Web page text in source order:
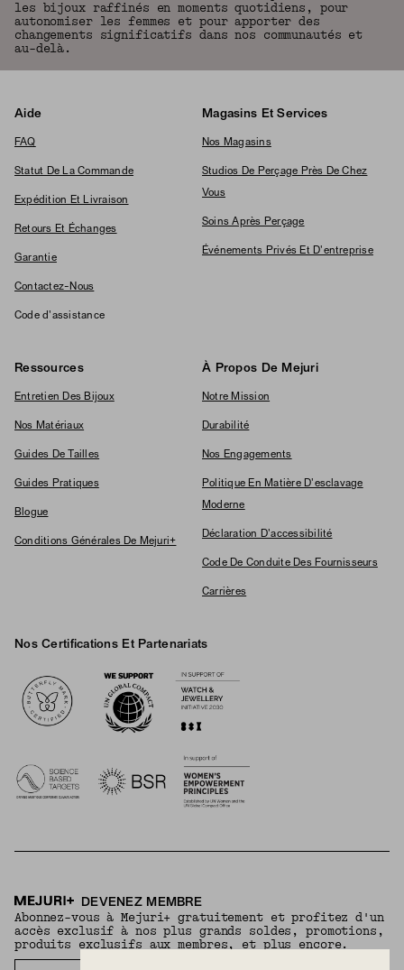
les bijoux raffinés en moments quotidiens, pour
autonomiser les femmes et pour apporter des
changements significatifs dans nos communautés et
au-delà.
Aide
FAQ
Statut De La Commande
Expédition Et Livraison
Retours Et Échanges
Garantie
Contactez-Nous
Code d'assistance
Magasins Et Services
Nos Magasins
Studios De Perçage Près De Chez
Vous
Soins Après Perçage
Événements Privés Et D'entreprise
Ressources
Entretien Des Bijoux
Nos Matériaux
Guides De Tailles
Guides Pratiques
Blogue
Conditions Générales De Mejuri+
À Propos De Mejuri
Notre Mission
Durabilité
Nos Engagements
Politique En Matière D'esclavage
Moderne
Déclaration D'accessibilité
Code De Conduite Des Fournisseurs
Carrières
Nos Certifications Et Partenariats
DEVENEZ MEMBRE
Abonnez-vous à Mejuri+ gratuitement et profitez d'un
accès exclusif à nos plus grands soldes, promotions,
produits exclusifs aux membres, et plus encore.